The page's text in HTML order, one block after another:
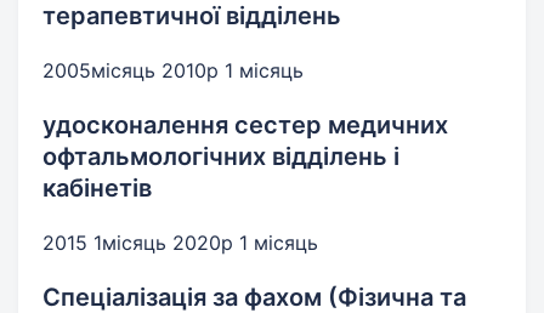
терапевтичної відділень
2005місяць 2010р 1 місяць
удосконалення сестер медичних
офтальмологічних відділень і
кабінетів
2015 1місяць 2020р 1 місяць
Спеціалізація за фахом (Фізична та